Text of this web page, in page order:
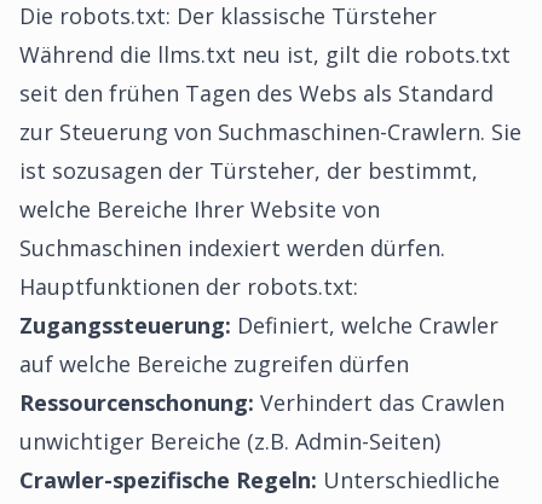
Die robots.txt: Der klassische Türsteher
Während die llms.txt neu ist, gilt die robots.txt
seit den frühen Tagen des Webs als Standard
zur Steuerung von Suchmaschinen-Crawlern. Sie
ist sozusagen der Türsteher, der bestimmt,
welche Bereiche Ihrer Website von
Suchmaschinen indexiert werden dürfen.
Hauptfunktionen der robots.txt:
Zugangssteuerung: Definiert, welche Crawler
auf welche Bereiche zugreifen dürfen
Ressourcenschonung: Verhindert das Crawlen
unwichtiger Bereiche (z.B. Admin-Seiten)
Crawler-spezifische Regeln: Unterschiedliche